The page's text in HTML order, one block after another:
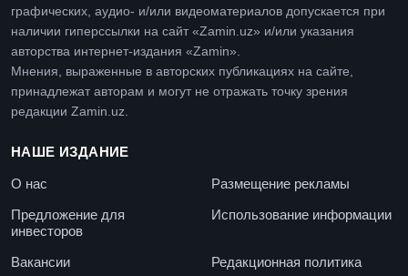
графических, аудио- и/или видеоматериалов допускается при
наличии гиперссылки на сайт «Zamin.uz» и/или указания
авторства интернет-издания «Zamin».
Мнения, выраженные в авторских публикациях на сайте,
принадлежат авторам и могут не отражать точку зрения
редакции Zamin.uz.
НАШЕ ИЗДАНИЕ
О нас
Размещение рекламы
Предложение для
инвесторов
Использование информации
Вакансии Редакционная политика